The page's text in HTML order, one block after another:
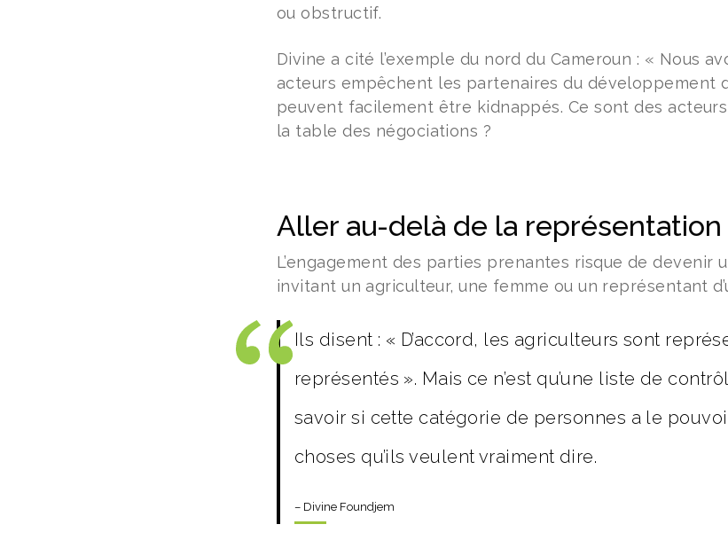
ou obstructif.
Divine a cité l’exemple du nord du Cameroun : « Nous
acteurs empêchent les partenaires du développement
peuvent facilement être kidnappés. Ce sont des
la table des négociations ?
Aller au-delà de la représentation
L’engagement des parties prenantes risque de devenir
invitant un agriculteur, une femme ou un représentant
Ils disent : « D’accord, les agriculteurs sont
représentés ». Mais ce n’est qu’une liste de
savoir si cette catégorie de personnes a le
choses qu’ils veulent vraiment dire.
– Divine Foundjem